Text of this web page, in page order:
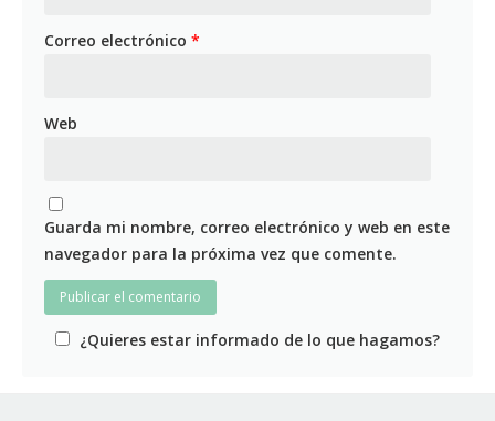
Correo electrónico *
Web
Guarda mi nombre, correo electrónico y web en este
navegador para la próxima vez que comente.
¿Quieres estar informado de lo que hagamos?